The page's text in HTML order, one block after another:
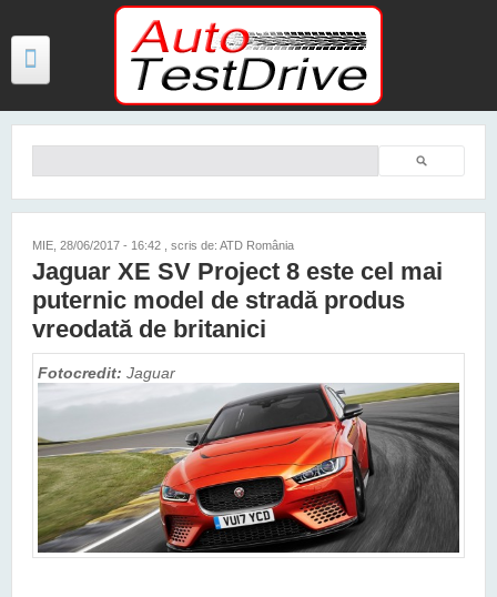
Mergi la conţinutul principal
TESTE
FOTO
VIDEO
PREȚURI MODELE NOI
MAȘINI ELECTRICE ȘI HIBRID
CONTACT
Căutare
MIE, 28/06/2017 - 16:42 , scris de: ATD România
Jaguar XE SV Project 8 este cel mai
puternic model de stradă produs
vreodată de britanici
Fotocredit: Jaguar